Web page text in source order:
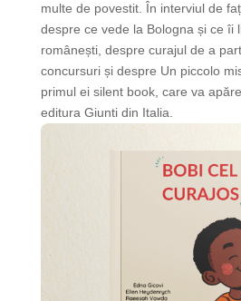
multe de povestit. În interviul de
despre ce vede la Bologna și ce îi
românești, despre curajul de a
concursuri și despre Un piccolo
primul ei silent book, care va
editura Giunti din Italia.